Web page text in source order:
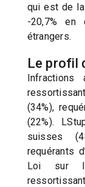
qui est de
-20,7%
étrangers.
Le profil
Infractions
(34%),
(22%).
suisses
requérants
Loi sur